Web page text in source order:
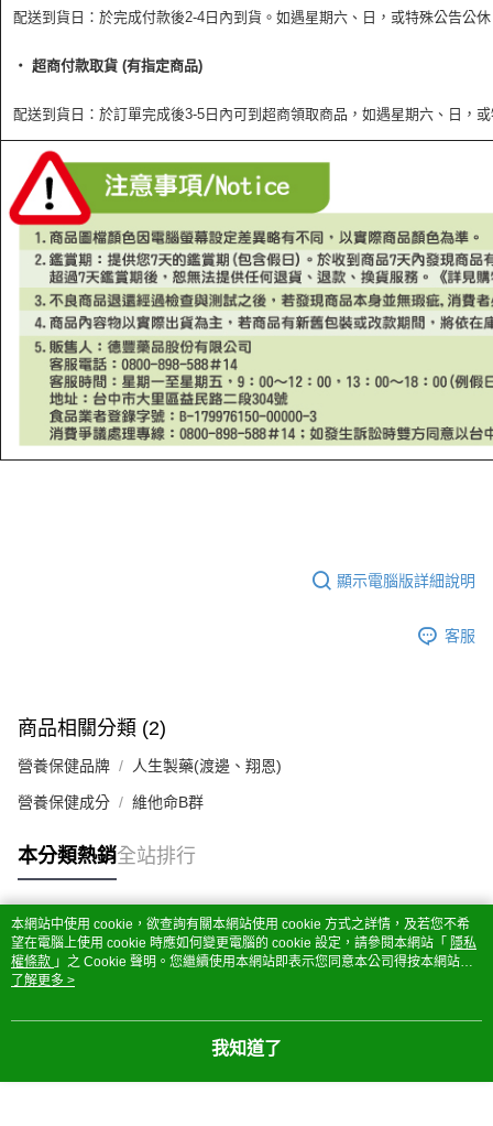
配送到貨日：於完成付款後2-4日內到貨。如遇星期六、日，或特殊公告公
‧ 超商付款取貨 (有指定商品)
配送到貨日：於訂單完成後3-5日內可到超商領取商品，如遇星期六、日，
顯示電腦版詳細說明
客服
商品相關分類 (2)
營養保健品牌 人生製藥(渡邊、翔恩)
營養保健成分 維他命B群
本分類熱銷全站排行
熱門標籤
本網站中使用 cookie，欲查詢有關本網站使用 cookie 方式之詳情，及若您不希
望在電腦上使用 cookie 時應如何變更電腦的 cookie 設定，請參閱本網站「 隱私
權條款 」之 Cookie 聲明。您繼續使用本網站即表示您同意本公司得按本網站使
用條款之 Cookie 聲明使用 cookie。
了解更多 >
我知道了